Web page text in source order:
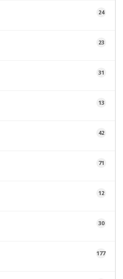
24
23
31
13
42
71
12
30
177